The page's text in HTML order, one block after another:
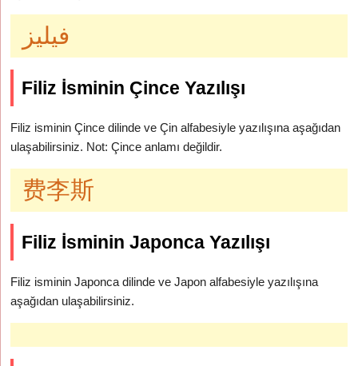
فيليز
Filiz İsminin Çince Yazılışı
Filiz isminin Çince dilinde ve Çin alfabesiyle yazılışına aşağıdan
ulaşabilirsiniz. Not: Çince anlamı değildir.
费李斯
Filiz İsminin Japonca Yazılışı
Filiz isminin Japonca dilinde ve Japon alfabesiyle yazılışına
aşağıdan ulaşabilirsiniz.